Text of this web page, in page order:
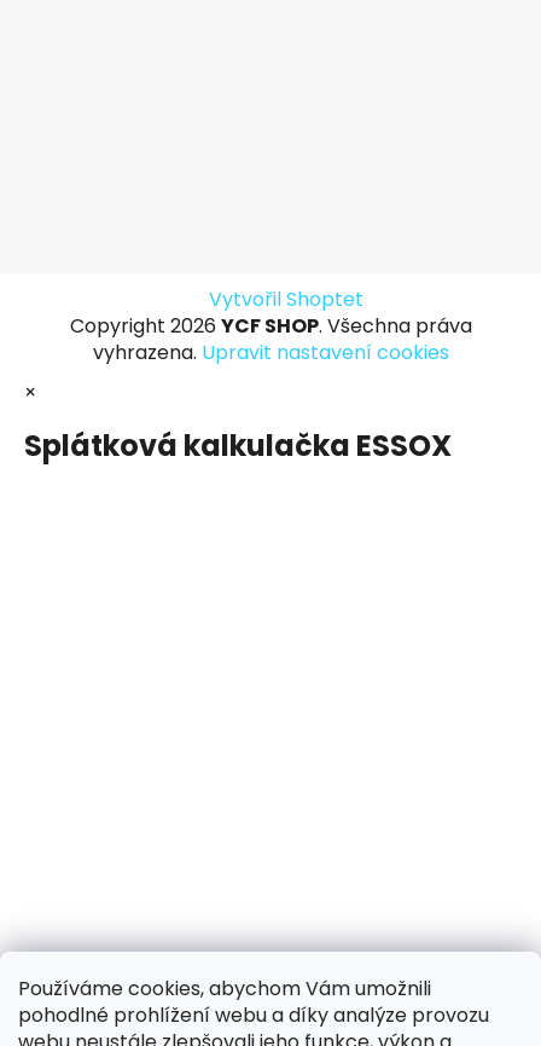
Používáme cookies, abychom Vám umožnili
pohodlné prohlížení webu a díky analýze provozu
Vytvořil Shoptet
Copyright 2026 YCF SHOP. Všechna práva
vyhrazena. Upravit nastavení cookies
×
Splátková kalkulačka ESSOX